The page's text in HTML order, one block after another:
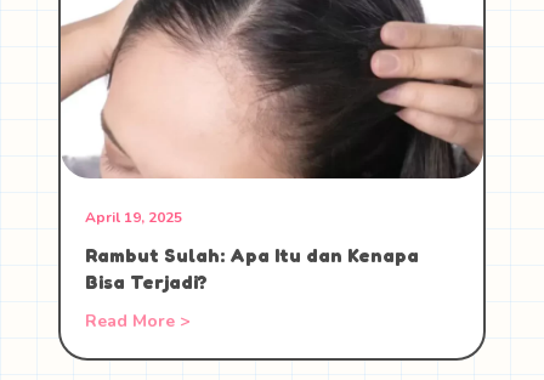
April 19, 2025
Rambut Sulah: Apa Itu dan Kenapa
Bisa Terjadi?
Read More >